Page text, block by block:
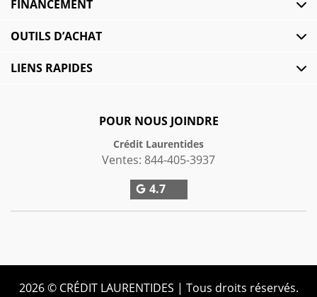
POUR NOUS JOINDRE
Crédit Laurentides
Ventes: 844-405-3937
4.7
FINANCEMENT
OUTILS D’ACHAT
LIENS RAPIDES
2026 © CRÉDIT LAURENTIDES | Tous droits réservés.